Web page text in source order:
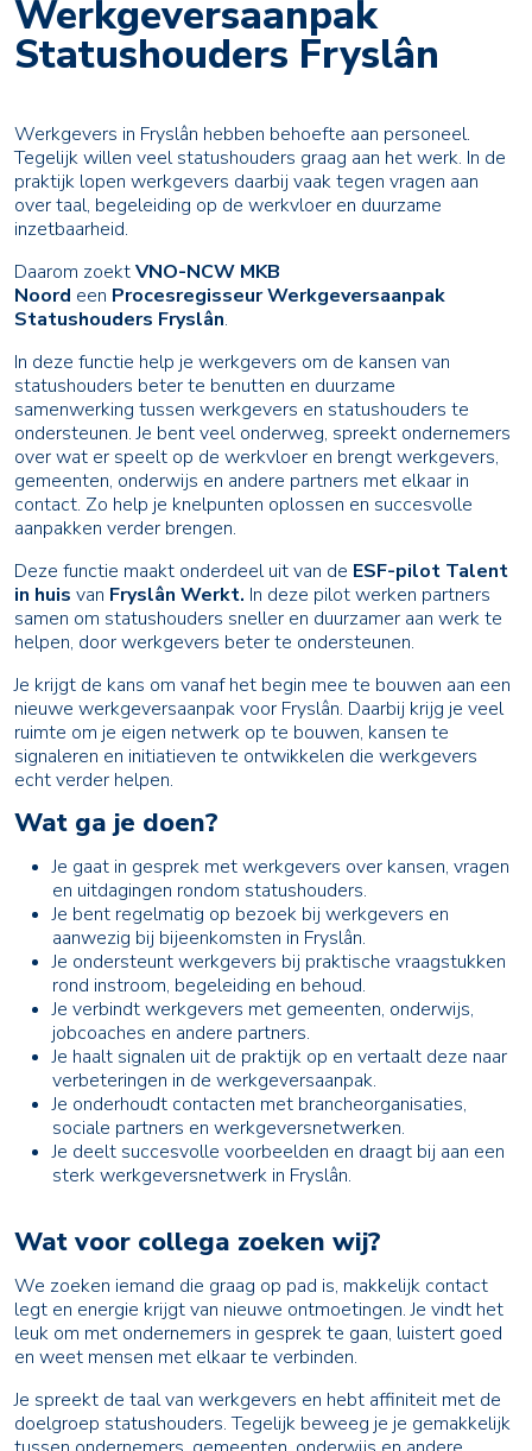
Werkgeversaanpak
Statushouders Fryslân
Werkgevers in Fryslân hebben behoefte aan personeel.
Tegelijk willen veel statushouders graag aan het werk. In de
praktijk lopen werkgevers daarbij vaak tegen vragen aan
over taal, begeleiding op de werkvloer en duurzame
inzetbaarheid.
Daarom zoektVNO-NCW MKB
Noord een Procesregisseur Werkgeversaanpak
Statushouders Fryslân.
In deze functie help je werkgevers om de kansen van
statushouders beter te benutten en duurzame
samenwerking tussen werkgevers en statushouders te
ondersteunen. Je bent veel onderweg, spreekt ondernemers
over wat er speelt op de werkvloer en brengt werkgevers,
gemeenten, onderwijs en andere partners met elkaar in
contact. Zo help je knelpunten oplossen en succesvolle
aanpakken verder brengen.
Deze functie maakt onderdeel uit van de ESF-pilot Talent
in huis van Fryslân Werkt. In deze pilot werken partners
samen om statushouders sneller en duurzamer aan werk te
helpen, door werkgevers beter te ondersteunen.
Je krijgt de kans om vanaf het begin mee te bouwen aan een
nieuwe werkgeversaanpak voor Fryslân. Daarbij krijg je veel
ruimte om je eigen netwerk op te bouwen, kansen te
signaleren en initiatieven te ontwikkelen die werkgevers
echt verder helpen.
Wat ga je doen?
Je gaat in gesprek met werkgevers over kansen, vragen
en uitdagingen rondom statushouders.
Je bent regelmatig op bezoek bij werkgevers en
aanwezig bij bijeenkomsten in Fryslân.
Je ondersteunt werkgevers bij praktische vraagstukken
rond instroom, begeleiding en behoud.
Je verbindt werkgevers met gemeenten, onderwijs,
jobcoaches en andere partners.
Je haalt signalen uit de praktijk op en vertaalt deze naar
verbeteringen in de werkgeversaanpak.
Je onderhoudt contacten met brancheorganisaties,
sociale partners en werkgeversnetwerken.
Je deelt succesvolle voorbeelden en draagt bij aan een
sterk werkgeversnetwerk in Fryslân.
Wat voor collega zoeken wij?
We zoeken iemand die graag op pad is, makkelijk contact
legt en energie krijgt van nieuwe ontmoetingen. Je vindt het
leuk om met ondernemers in gesprek te gaan, luistert goed
en weet mensen met elkaar te verbinden.
Je spreekt de taal van werkgevers en hebt affiniteit met de
doelgroep statushouders. Tegelijk beweeg je je gemakkelijk